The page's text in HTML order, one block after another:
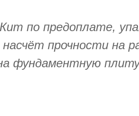
по предоплате,
прочности на
фундаментную